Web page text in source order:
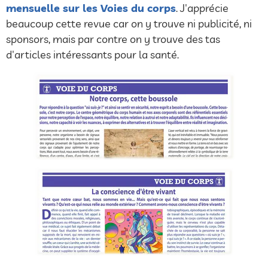
mensuelle sur les Voies du corps. J'apprécie
beaucoup cette revue car on y trouve ni publicité, ni
sponsors, mais par contre on y trouve des tas
d'articles intéressants pour la santé.